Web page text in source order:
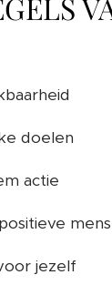
🙏
doelen 🎯
actie 🧘‍♀️
jezelf ❤️